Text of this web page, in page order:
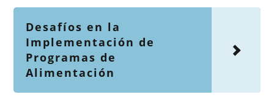
Desafíos en la
Implementación de
Programas de
Alimentación